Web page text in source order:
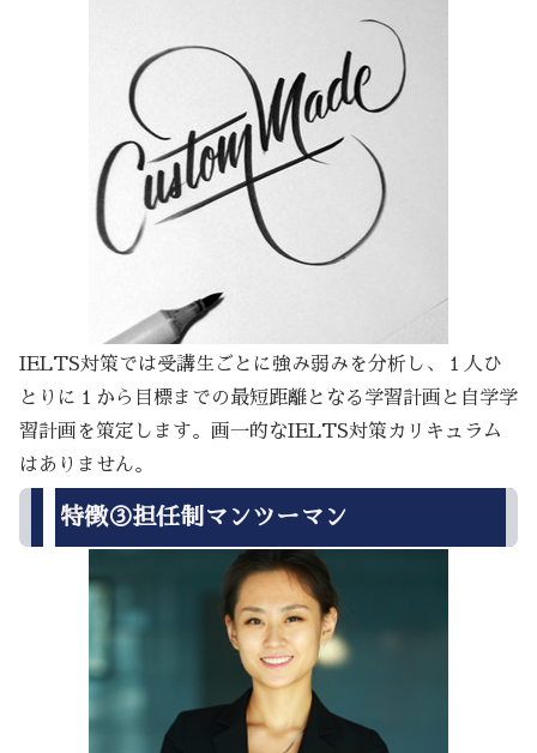
IELTS対策では受講生ごとに強み弱みを分析し、１人ひ
とりに１から目標までの最短距離となる学習計画と自学学
習計画を策定します。画一的なIELTS対策カリキュラム
はありません。
特徴③担任制マンツーマン